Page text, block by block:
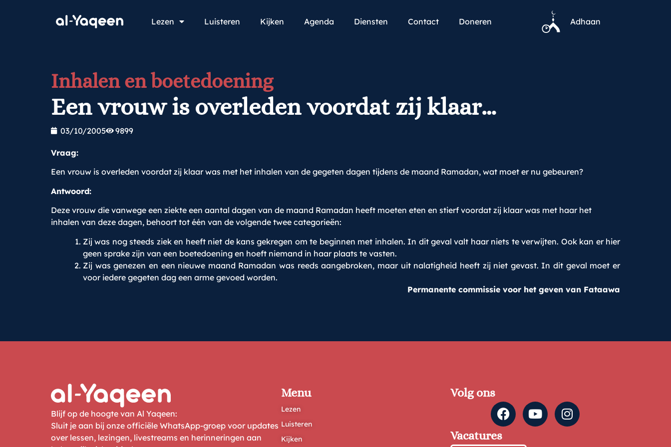
Lezen Luisteren Kijken Agenda Diensten Contact Doneren Adhaan
Inhalen en boetedoening
Een vrouw is overleden voordat zij klaar…
03/10/2005 9899
Vraag:
Een vrouw is overleden voordat zij klaar was met het inhalen van de gegeten dagen tijdens de maand Ramadan, wat moet er nu gebeuren?
Antwoord:
Deze vrouw die vanwege een ziekte een aantal dagen van de maand Ramadan heeft moeten eten en stierf voordat zij klaar was met haar het
inhalen van deze dagen, behoort tot één van de volgende twee categorieën:
Zij was nog steeds ziek en heeft niet de kans gekregen om te beginnen met inhalen. In dit geval valt haar niets te verwijten. Ook kan er hier
geen sprake zijn van een boetedoening en hoeft niemand in haar plaats te vasten.
Zij was genezen en een nieuwe maand Ramadan was reeds aangebroken, maar uit nalatigheid heeft zij niet gevast. In dit geval moet er
voor iedere gegeten dag een arme gevoed worden.
Permanente commissie voor het geven van Fataawa
Blijf op de hoogte van Al Yaqeen:
Sluit je aan bij onze officiële WhatsApp-groep voor updates
over lessen, lezingen, livestreams en herinneringen aan
Menu
Lezen
Luisteren
Kijken
Volg ons
Vacatures